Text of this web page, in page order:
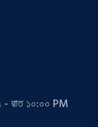
রাত ১০:০০ PM